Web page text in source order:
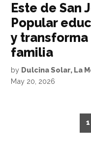
Este de San
Popular
y
familia
by Dulcina Solar, La
May 20, 2026
1